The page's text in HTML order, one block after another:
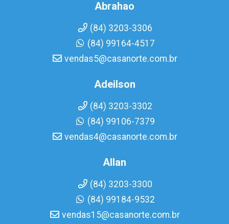
Abrahao
(84) 3203-3306
(84) 99164-4517
vendas5@casanorte.com.br
Adeilson
(84) 3203-3302
(84) 99106-7379
vendas4@casanorte.com.br
Allan
(84) 3203-3300
(84) 99184-9532
vendas15@casanorte.com.br